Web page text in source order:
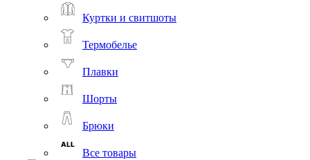
Куртки и свитшоты
Термобелье
Плавки
Шорты
Брюки
Все товары